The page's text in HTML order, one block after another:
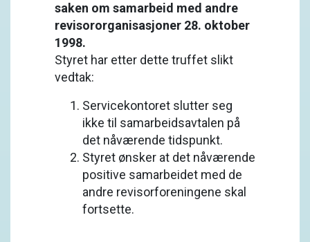
saken om samarbeid med andre
revisororganisasjoner 28. oktober
1998.
Styret har etter dette truffet slikt
vedtak:
Servicekontoret slutter seg
ikke til samarbeidsavtalen på
det nåværende tidspunkt.
Styret ønsker at det nåværende
positive samarbeidet med de
andre revisorforeningene skal
fortsette.